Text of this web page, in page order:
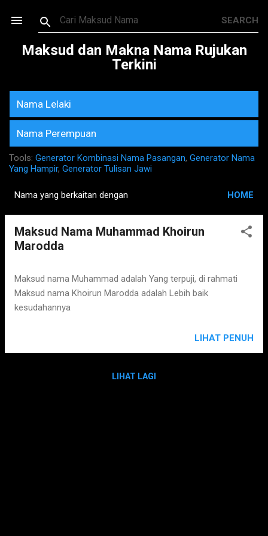
Skip to main content
Maksud dan Makna Nama Rujukan
Terkini
Nama Lelaki
Nama Perempuan
Tools: Generator Kombinasi Nama Pasangan, Generator Nama
Yang Hampir, Generator Tulisan Jawi
o
Nama yang berkaitan dengan HOME
Maksud Nama Muhammad Khoirun
Marodda
Maksud nama Muhammad adalah Yang terpuji, di rahmati
Maksud nama Khoirun Marodda adalah Lebih baik
kesudahannya
LIHAT PENUH
LIHAT LAGI